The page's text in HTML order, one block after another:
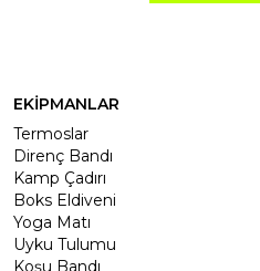
EKİPMANLAR
Termoslar
Direnç Bandı
Kamp Çadırı
Boks Eldiveni
Yoga Matı
Uyku Tulumu
Koşu Bandı